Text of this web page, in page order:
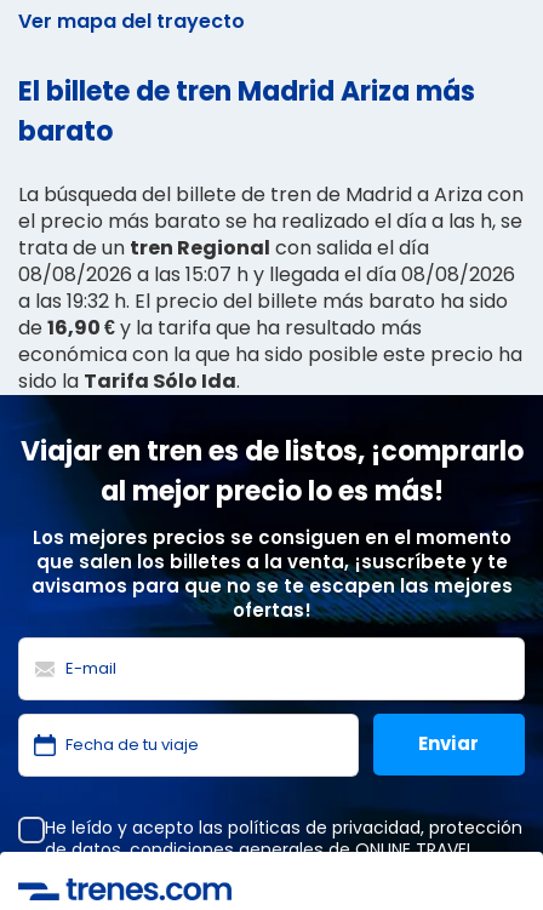
Ver mapa del trayecto
El billete de tren Madrid Ariza más
barato
La búsqueda del billete de tren de Madrid a Ariza con
el precio más barato se ha realizado el día a las h, se
trata de un tren Regional con salida el día
08/08/2026 a las 15:07 h y llegada el día 08/08/2026
a las 19:32 h. El precio del billete más barato ha sido
de16,90 €y la tarifa que ha resultado más
económica con la que ha sido posible este precio ha
sido la Tarifa Sólo Ida.
Viajar en tren es de listos, ¡comprarlo
al mejor precio lo es más!
Los mejores precios se consiguen en el momento
que salen los billetes a la venta, ¡suscríbete y te
avisamos para que no se te escapen las mejores
ofertas!
He leído y acepto las políticas de privacidad, protección
de datos,condiciones generalesde ONLINE TRAVEL